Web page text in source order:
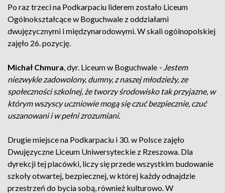
Po raz trzeci na Podkarpaciu liderem zostało Liceum
Ogólnokształcące w Boguchwale z oddziałami
dwujęzycznymi i międzynarodowymi. W skali ogólnopolskiej
zajęło 26. pozycję.
Michał Chmura, dyr. Liceum w Boguchwale - Jestem
niezwykle zadowolony, dumny, z naszej młodzieży, ze
społeczności szkolnej, że tworzy środowisko tak przyjazne, w
którym wszyscy uczniowie mogą się czuć bezpiecznie, czuć
uszanowani i w pełni zrozumiani.
Drugie miejsce na Podkarpaciu i 30. w Polsce zajęło
Dwujęzyczne Liceum Uniwersyteckie z Rzeszowa. Dla
dyrekcji tej placówki, liczy się przede wszystkim budowanie
szkoły otwartej, bezpiecznej, w której każdy odnajdzie
przestrzeń do bycia sobą, również kulturowo. W